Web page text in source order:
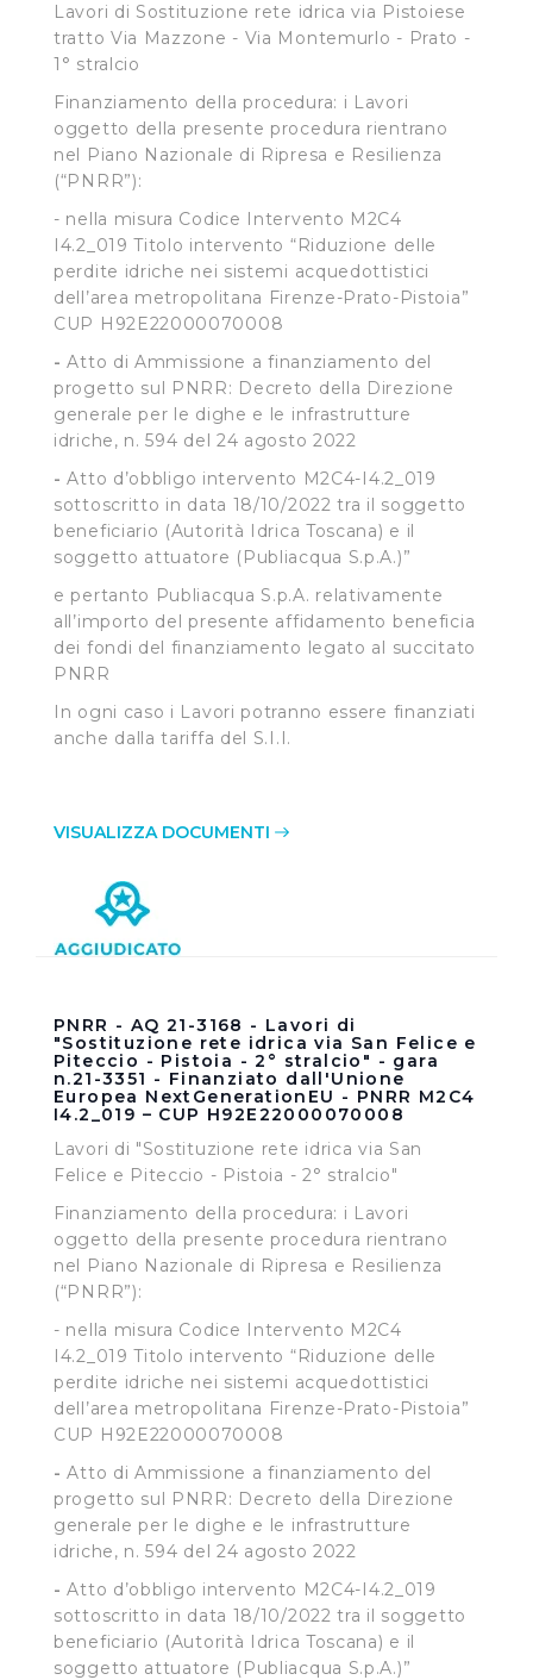
Lavori di Sostituzione rete idrica via Pistoiese
tratto Via Mazzone - Via Montemurlo - Prato -
1° stralcio
Finanziamento della procedura: i Lavori
oggetto della presente procedura rientrano
nel Piano Nazionale di Ripresa e Resilienza
(“PNRR”):
- nella misura Codice Intervento M2C4
I4.2_019 Titolo intervento “Riduzione delle
perdite idriche nei sistemi acquedottistici
dell’area metropolitana Firenze-Prato-Pistoia”
CUP H92E22000070008
-Atto di Ammissione a finanziamento del
progetto sul PNRR: Decreto della Direzione
generale per le dighe e le infrastrutture
idriche, n. 594 del 24 agosto 2022
-Atto d’obbligo intervento M2C4-I4.2_019
sottoscritto in data 18/10/2022 tra il soggetto
beneficiario (Autorità Idrica Toscana) e il
soggetto attuatore (Publiacqua S.p.A.)”
e pertanto Publiacqua S.p.A. relativamente
all’importo del presente affidamento beneficia
dei fondi del finanziamento legato al succitato
PNRR
In ogni caso i Lavori potranno essere finanziati
anche dalla tariffa del S.I.I.
VISUALIZZA DOCUMENTI
PNRR - AQ 21-3168 - Lavori di
"Sostituzione rete idrica via San Felice e
Piteccio - Pistoia - 2° stralcio" - gara
n.21-3351 - Finanziato dall'Unione
Europea NextGenerationEU - PNRR M2C4
I4.2_019 – CUP H92E22000070008
Lavori di "Sostituzione rete idrica via San
Felice e Piteccio - Pistoia - 2° stralcio"
Finanziamento della procedura: i Lavori
oggetto della presente procedura rientrano
nel Piano Nazionale di Ripresa e Resilienza
(“PNRR”):
- nella misura Codice Intervento M2C4
I4.2_019 Titolo intervento “Riduzione delle
perdite idriche nei sistemi acquedottistici
dell’area metropolitana Firenze-Prato-Pistoia”
CUP H92E22000070008
-Atto di Ammissione a finanziamento del
progetto sul PNRR: Decreto della Direzione
generale per le dighe e le infrastrutture
idriche, n. 594 del 24 agosto 2022
-Atto d’obbligo intervento M2C4-I4.2_019
sottoscritto in data 18/10/2022 tra il soggetto
beneficiario (Autorità Idrica Toscana) e il
soggetto attuatore (Publiacqua S.p.A.)”